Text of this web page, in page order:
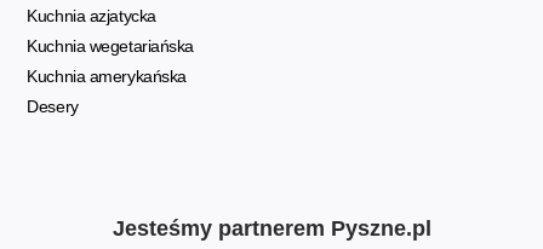
Kuchnia azjatycka
Kuchnia wegetariańska
Kuchnia amerykańska
Desery
Jesteśmy partnerem Pyszne.pl